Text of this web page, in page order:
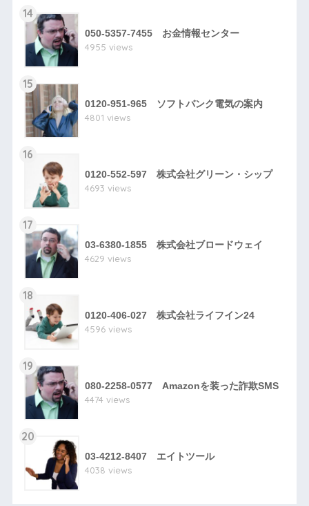
14
050-5357-7455 お金情報センター
4955 views
15
0120-951-965 ソフトバンク電気の案内
4801 views
16
0120-552-597 株式会社グリーン・シップ
4693 views
17
03-6380-1855 株式会社ブロードウェイ
4629 views
18
0120-406-027 株式会社ライフイン24
4596 views
19
080-2258-0577 Amazonを装った詐欺SMS
4474 views
20
03-4212-8407 エイトツール
4038 views